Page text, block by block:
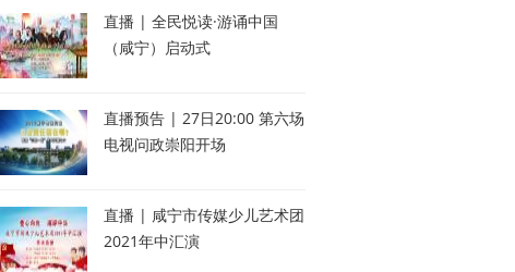
直播 | 全民悦读·游诵中国
（咸宁）启动式
直播预告 | 27日20:00 第六场
电视问政崇阳开场
直播 | 咸宁市传媒少儿艺术团
2021年中汇演